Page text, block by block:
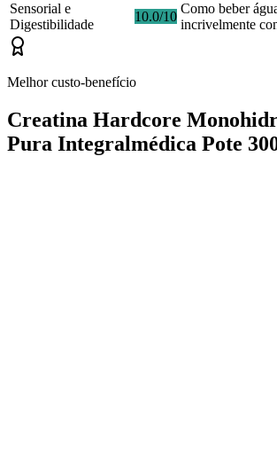
Sensorial e
Digestibilidade
10.0/10
Como beber
incrivelmente
Melhor custo-benefício
Creatina Hardcore
Pura Integralmédica Pote